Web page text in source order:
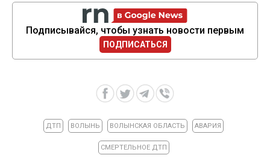
Подписывайся, чтобы узнать новости первым
ПОДПИСАТЬСЯ
ДТП ВОЛЫНЬ ВОЛЫНСКАЯ ОБЛАСТЬ АВАРИЯ
СМЕРТЕЛЬНОЕ ДТП